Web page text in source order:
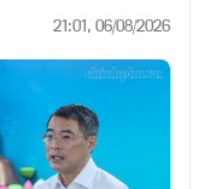
21:01, 06/08/2026